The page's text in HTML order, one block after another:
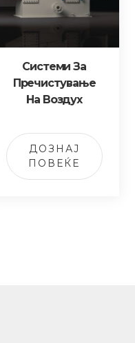
Системи За
Пречистување
На Воздух
ДОЗНАЈ
ПОВЕЌЕ